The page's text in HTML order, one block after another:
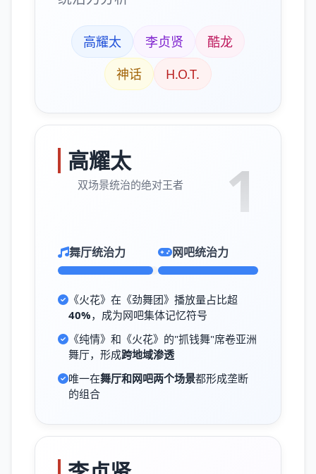
高耀太 李贞贤
酷龙
神话
H.O.T.
高耀太
双场景统治的绝对王者 1
舞厅统治力 网吧统治力
《火花》在《劲舞团》播放量占比超
40%，成为网吧集体记忆符号
《纯情》和《火花》的"抓钱舞"席卷亚洲
舞厅，形成跨地域渗透
唯一在舞厅和网吧两个场景都形成垄断
的组合